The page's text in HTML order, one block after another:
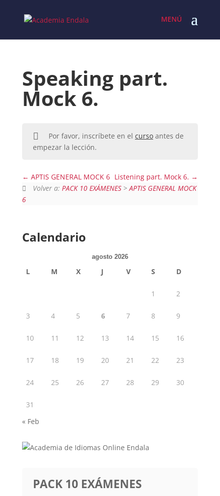
content
Speaking part.
Mock 6.
Por favor, inscríbete en el cursoantes de
empezar la lección.
APTIS GENERAL MOCK 6 Listening part. Mock 6.
Volver a: PACK 10 EXÁMENES >APTIS GENERAL MOCK
6
Calendario
agosto 2026
L M X J V S D
1 2
3 4 5 6 7 8 9
10 11 12 13 14 15 16
17 18 19 20 21 22 23
24 25 26 27 28 29 30
31
« Feb
PACK 10 EXÁMENES